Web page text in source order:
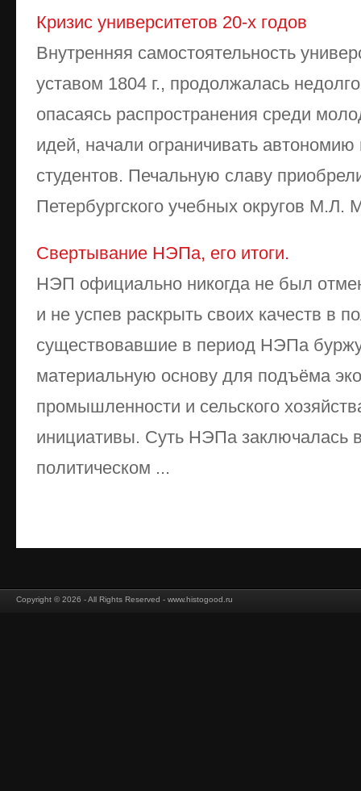
Кризис университетов 20-х годов
Внутренняя самостоятельность
уставом 1804 г., продолжалась
опасаясь распространения среди
идей, начали ограничивать
студентов. Печальную славу
Петербургского учебных округов М.Л.
Свертывание НЭПа, его итоги.
НЭП официально никогда не был
и не успев раскрыть своих качеств в
существовавшие в период НЭПа
материальную основу для подъёма
промышленности и сельского
инициативы. Суть НЭПа заключалась
политическом ...
Copyright © 2026 - All Rights Reserved - www.histogood.ru